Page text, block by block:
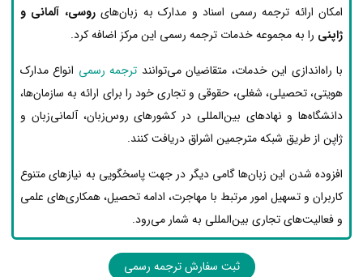
امکان ارائه ترجمه رسمی اسناد و مدارک به زبان‌هایروسی، آلمانی و
ژاپنی را به مجموعه خدمات ترجمه رسمی این مرکز اضافه کرد.
با راه‌اندازی این خدمات، متقاضیان می‌توانند ترجمه رسمی انواع مدارک
هویتی، تحصیلی، شغلی، حقوقی و تجاری خود را برای ارائه به سازمان‌ها،
دانشگاه‌ها و نهادهای بین‌المللی در کشورهای روس‌زبان، آلمانی‌زبان و
ژاپن از طریق شبکه مترجمین اشراق دریافت کنند.
افزوده شدن این زبان‌ها گامی دیگر در جهت پاسخگویی به نیازهای متنوع
کاربران و تسهیل امور مرتبط با مهاجرت، ادامه تحصیل، همکاری‌های علمی
و فعالیت‌های تجاری بین‌المللی به شمار می‌رود.
ثبت سفارش ترجمه رسمی